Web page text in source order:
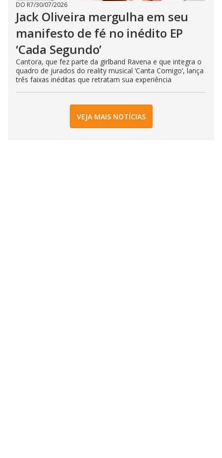
DO R7/30/07/2026
Jack Oliveira mergulha em seu
manifesto de fé no inédito EP
‘Cada Segundo’
Cantora, que fez parte da girlband Ravena e que integra o
quadro de jurados do reality musical ‘Canta Comigo’, lança
três faixas inéditas que retratam sua experiência
VEJA MAIS NOTÍCIAS